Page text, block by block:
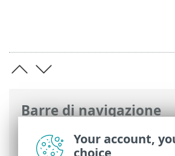
Barre di navigazione
Guida online ESET>ESET
Security >Utilizzo di ESET
Your account,
choice